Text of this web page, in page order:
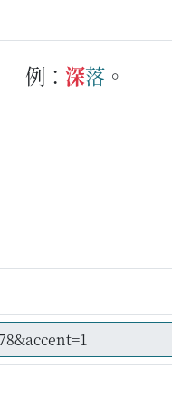
例： 深落 。